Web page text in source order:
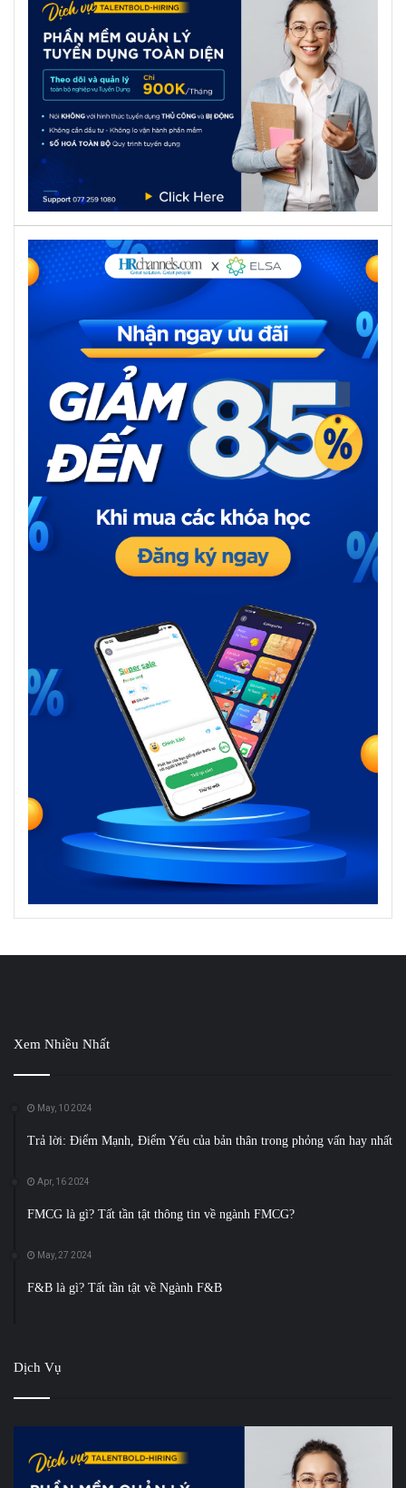
Xem Nhiều Nhất
May, 10 2024
Trả lời: Điểm Mạnh, Điểm Yếu của bản thân trong phỏng vấn hay nhất
Apr, 16 2024
FMCG là gì? Tất tần tật thông tin về ngành FMCG?
May, 27 2024
F&B là gì? Tất tần tật về Ngành F&B
Dịch Vụ